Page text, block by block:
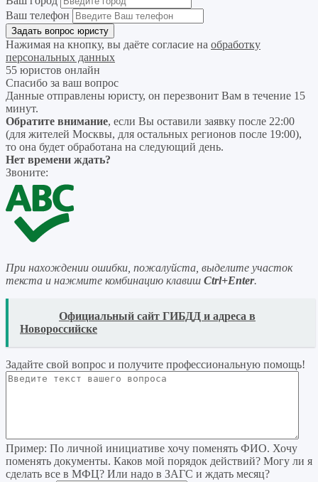
Ваш телефон
Нажимая на кнопку, вы даёте согласие на обработку
персональных данных
55 юристов онлайн
Спасибо за ваш вопрос
Данные отправлены юристу, он перезвонит Вам в течение 15
минут.
Обратите внимание, если Вы оставили заявку после 22:00
(для жителей Москвы, для остальных регионов после 19:00),
то она будет обработана на следующий день.
Нет времени ждать?
Звоните:
При нахождении ошибки, пожалуйста, выделите участок
текста и нажмите комбинацию клавиш Ctrl+Enter.
Официальный сайт ГИБДД и адреса в
Новороссийске
Задайте свой вопрос и получите профессиональную помощь!
Пример: По личной инициативе хочу поменять ФИО. Хочу
поменять документы. Каков мой порядок действий? Могу ли я
сделать все в МФЦ? Или надо в ЗАГС и ждать месяц?